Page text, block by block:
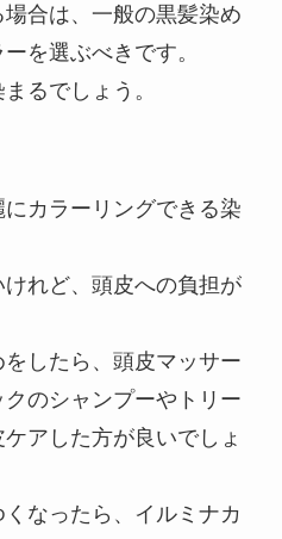
合は、一般の黒髪染め
を選ぶべきです。
るでしょう。
カラーリングできる染
れど、頭皮への負担が
したら、頭皮マッサー
のシャンプーやトリー
アした方が良いでしょ
なったら、イルミナカ